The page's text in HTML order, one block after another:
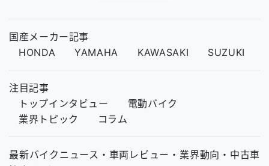
国産メーカー記事
HONDA
YAMAHA KAWASAKI SUZUKI
注目記事
トップインタビュー
電動バイク
業界トピック
コラム
最新バイクニュース・車両レビュー・業界動向・中古車